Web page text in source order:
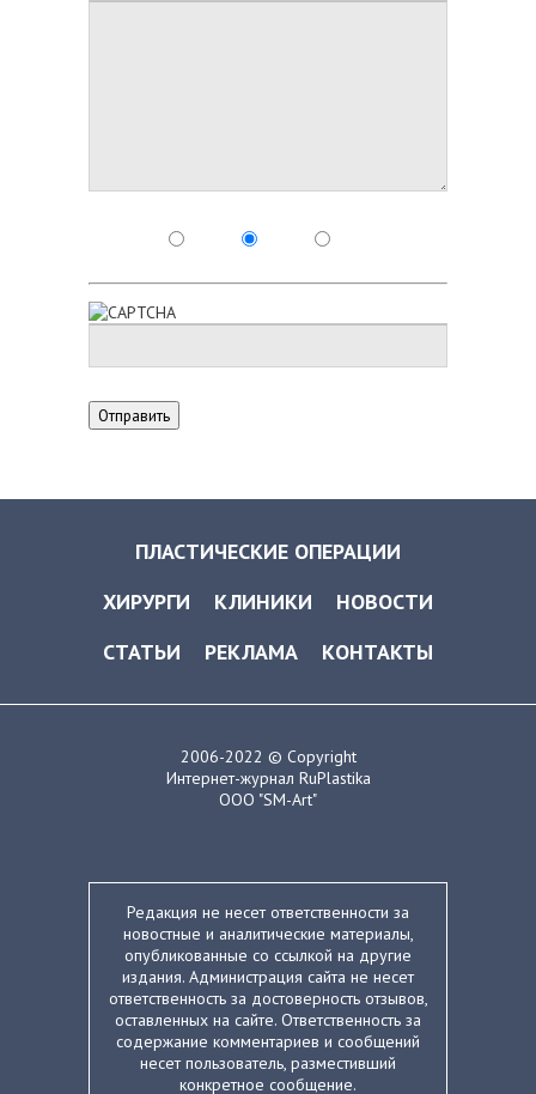
ПЛАСТИЧЕСКИЕ ОПЕРАЦИИ
ХИРУРГИ
КЛИНИКИ
НОВОСТИ
СТАТЬИ
РЕКЛАМА КОНТАКТЫ
2006-2022 © Copyright
Интернет-журнал RuPlastika
ООО "SM-Art"
Редакция не несет ответственности за
новостные и аналитические материалы,
опубликованные со ссылкой на другие
издания. Администрация сайта не несет
ответственность за достоверность отзывов,
оставленных на сайте. Ответственность за
содержание комментариев и сообщений
несет пользователь, разместивший
конкретное сообщение.